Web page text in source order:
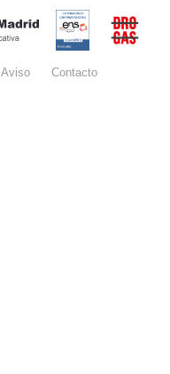
Certificación
conformidad
con el
Nacional de
Seguridad
del
Aviso legalContacto